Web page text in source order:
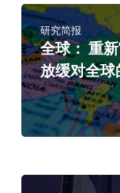
研究简报
全球： 重
放缓对全